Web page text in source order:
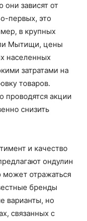
зависят от
первых, это
в крупных
Мытищи, цены
населенных
затратами на
товаров.
проводятся акции
снизить
и качество
ондулин
может отражаться
бренды
варианты, но
связанных с